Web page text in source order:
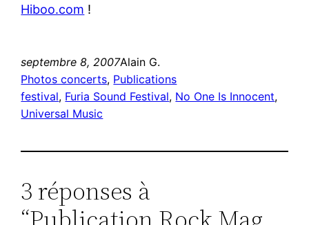
Hiboo.com !
septembre 8, 2007Alain G.
Photos concerts, Publications
festival, Furia Sound Festival, No One Is Innocent
Universal Music
3 réponses à